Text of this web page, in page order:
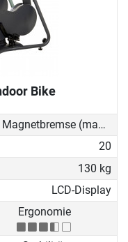
Bike
Magnetbremse (manuell)
20
130 kg
LCD-Display
Ergonomie